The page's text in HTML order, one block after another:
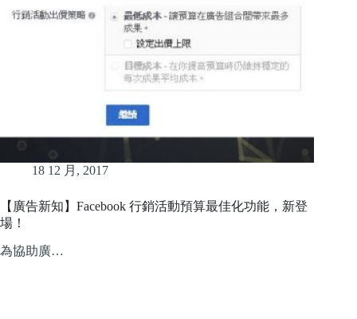
18 12 月, 2017
【廣告新知】Facebook 行銷活動預算最佳化功能，新登
場！
為協助廣…